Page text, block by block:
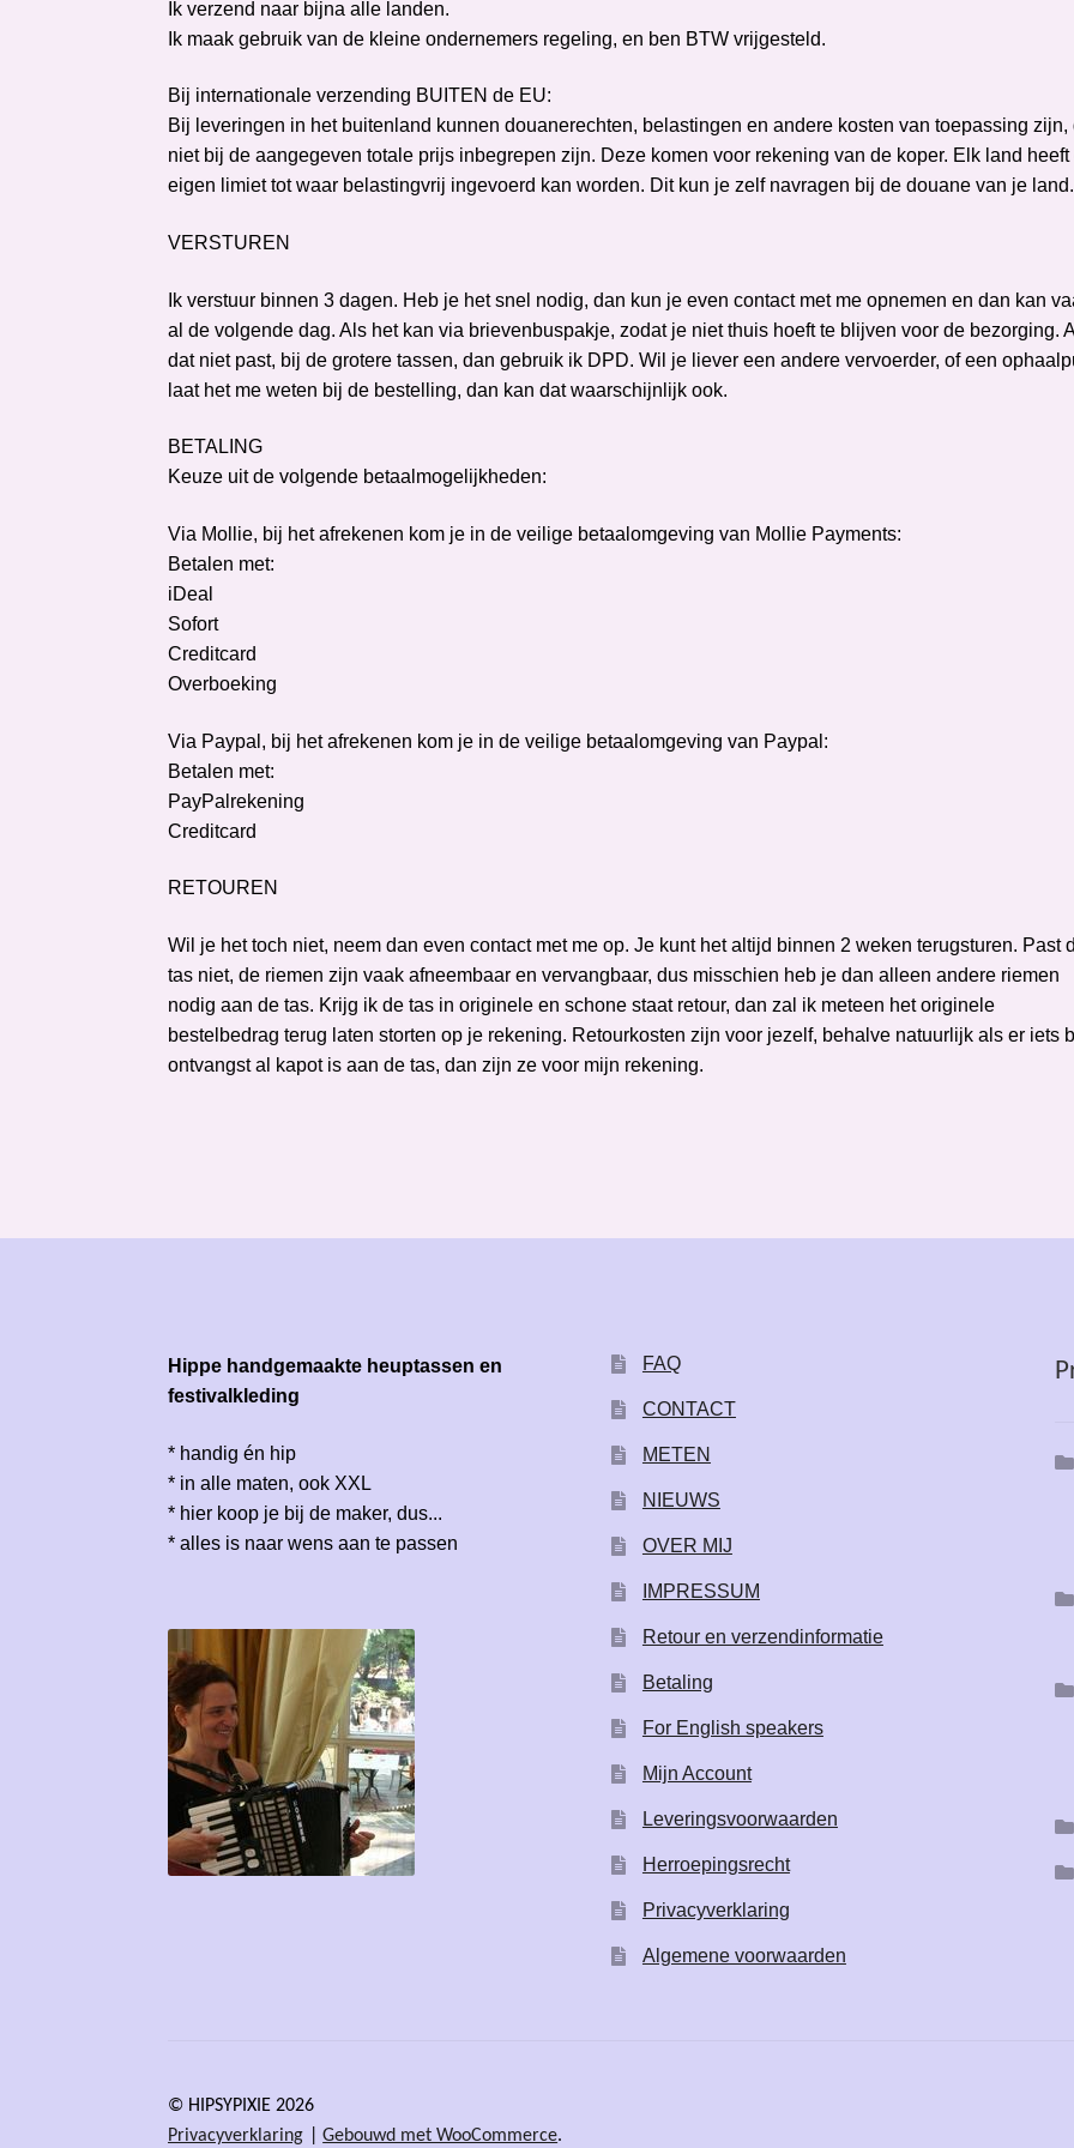
Ik verzend naar bijna alle landen.
Ik maak gebruik van de kleine ondernemers regeling, en ben BTW vrijgesteld.
Bij internationale verzending BUITEN de EU:
Bij leveringen in het buitenland kunnen douanerechten, belastingen en andere kosten van toepassing zijn,
niet bij de aangegeven totale prijs inbegrepen zijn. Deze komen voor rekening van de koper. Elk land heeft
eigen limiet tot waar belastingvrij ingevoerd kan worden. Dit kun je zelf navragen bij de douane van je land.
VERSTUREN
Ik verstuur binnen 3 dagen. Heb je het snel nodig, dan kun je even contact met me opnemen en dan kan
al de volgende dag. Als het kan via brievenbuspakje, zodat je niet thuis hoeft te blijven voor de bezorging.
dat niet past, bij de grotere tassen, dan gebruik ik DPD. Wil je liever een andere vervoerder, of een
laat het me weten bij de bestelling, dan kan dat waarschijnlijk ook.
BETALING
Keuze uit de volgende betaalmogelijkheden:
Via Mollie, bij het afrekenen kom je in de veilige betaalomgeving van Mollie Payments:
Betalen met:
iDeal
Sofort
Creditcard
Overboeking
Via Paypal, bij het afrekenen kom je in de veilige betaalomgeving van Paypal:
Betalen met:
PayPalrekening
Creditcard
RETOUREN
Wil je het toch niet, neem dan even contact met me op. Je kunt het altijd binnen 2 weken terugsturen. Past
tas niet, de riemen zijn vaak afneembaar en vervangbaar, dus misschien heb je dan alleen andere riemen
nodig aan de tas. Krijg ik de tas in originele en schone staat retour, dan zal ik meteen het originele
bestelbedrag terug laten storten op je rekening. Retourkosten zijn voor jezelf, behalve natuurlijk als er iets
ontvangst al kapot is aan de tas, dan zijn ze voor mijn rekening.
Hippe handgemaakte heuptassen en
festivalkleding
* handig én hip
* in alle maten, ook XXL
* hier koop je bij de maker, dus...
* alles is naar wens aan te passen
FAQ
CONTACT
METEN
NIEUWS
OVER MIJ
IMPRESSUM
Retour en verzendinformatie
Betaling
For English speakers
Mijn Account
Leveringsvoorwaarden
Herroepingsrecht
Privacyverklaring
Algemene voorwaarden
© HIPSYPIXIE 2026
Privacyverklaring
Gebouwd met WooCommerce.